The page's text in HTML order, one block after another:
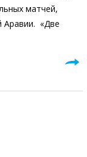
матчей,
Аравии. «Две